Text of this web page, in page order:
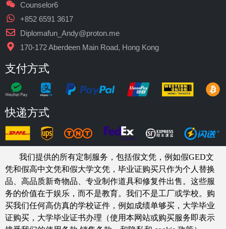
Counselor6
+852 6591 3617
Diplomafun_Andy@proton.me
170-172 Aberdeen Main Road, Hong Kong
支付方式
快递方式
我们提供的所有定制服务，包括假文凭，例如假GED文
凭和假高中文凭和假大学文凭， 毕业证购买只作为个人替换
品、高品质新奇物品、专业制作道具和修复件出售。这些服
务的价值在于娱乐，而不是教育。我们不是工厂或学校。购
买我们任何高仿真的学校证件，例如成绩单够买 ，大学毕业
证购买，大学毕业证书办理（使用本网站或购买服务即表示